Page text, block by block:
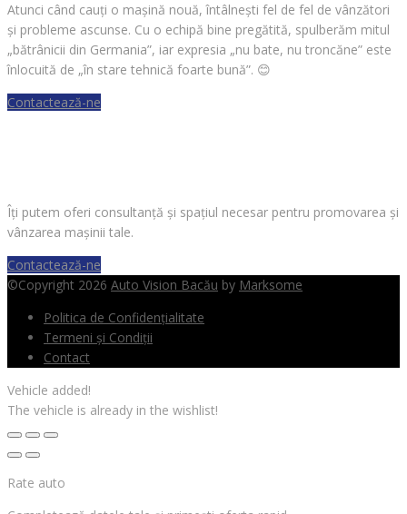
Atunci când cauți o mașină nouă, întâlnești fel de fel de vânzători
și probleme ascunse. Cu o echipă bine pregătită, spulberăm mitul
„bătrânicii din Germania”, iar expresia „nu bate, nu troncăne” este
înlocuită de „în stare tehnică foarte bună”. 😊
Contactează-ne
Îți putem oferi consultanță și spațiul necesar pentru promovarea și
vânzarea mașinii tale.
Contactează-ne
©Copyright 2026 Auto Vision Bacău by Marksome
Politica de Confidențialitate
Termeni și Condiții
Contact
Vehicle added!
The vehicle is already in the wishlist!
Rate auto